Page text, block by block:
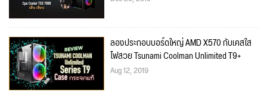
ลองประกอบบอร์ดใหญ่ AMD X570 กับเคสใส
ไฟสวย Tsunami Coolman Unlimited T9+
Aug 12, 2019